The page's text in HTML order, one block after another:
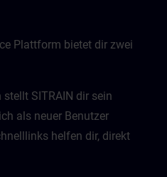
Plattform bietet dir zwei
SITRAIN dir sein
als neuer Benutzer
helfen dir, direkt